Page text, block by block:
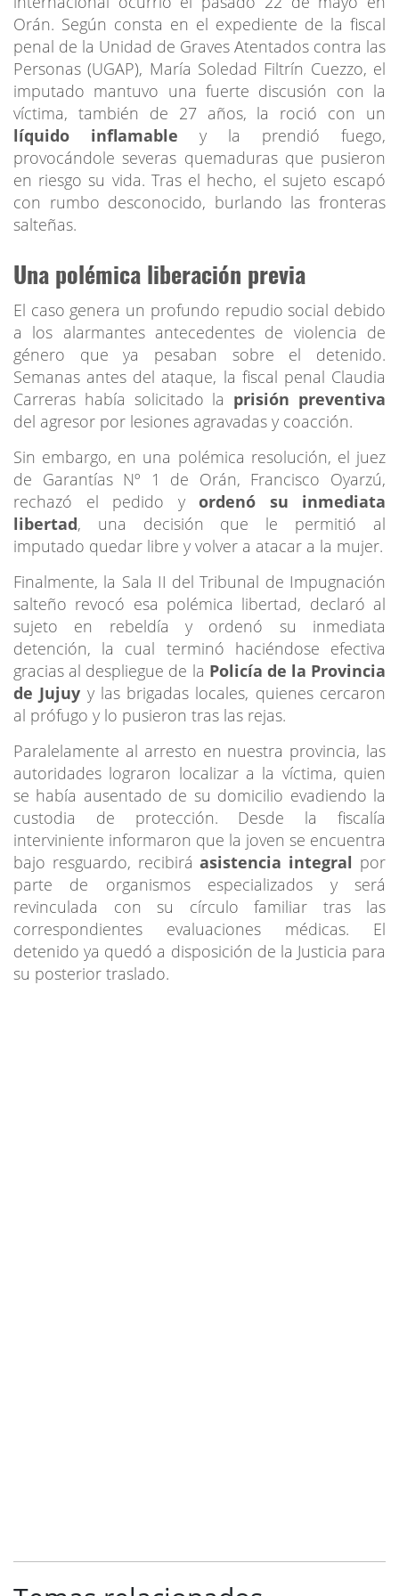
Orán. Según consta en el expediente de la fiscal
penal de la Unidad de Graves Atentados contra las
Personas (UGAP), María Soledad Filtrín Cuezzo, el
imputado mantuvo una fuerte discusión con la
víctima, también de 27 años, la roció con un
líquido inflamable y la prendió fuego,
provocándole severas quemaduras que pusieron
en riesgo su vida. Tras el hecho, el sujeto escapó
con rumbo desconocido, burlando las fronteras
salteñas.
Una polémica liberación previa
El caso genera un profundo repudio social debido
a los alarmantes antecedentes de violencia de
género que ya pesaban sobre el detenido.
Semanas antes del ataque, la fiscal penal Claudia
Carreras había solicitado la prisión preventiva
del agresor por lesiones agravadas y coacción.
Sin embargo, en una polémica resolución, el juez
de Garantías Nº 1 de Orán, Francisco Oyarzú,
rechazó el pedido y ordenó su inmediata
libertad, una decisión que le permitió al
imputado quedar libre y volver a atacar a la mujer.
Finalmente, la Sala II del Tribunal de Impugnación
salteño revocó esa polémica libertad, declaró al
sujeto en rebeldía y ordenó su inmediata
detención, la cual terminó haciéndose efectiva
gracias al despliegue de la Policía de la Provincia
de Jujuy y las brigadas locales, quienes cercaron
al prófugo y lo pusieron tras las rejas.
Paralelamente al arresto en nuestra provincia, las
autoridades lograron localizar a la víctima, quien
se había ausentado de su domicilio evadiendo la
custodia de protección. Desde la fiscalía
interviniente informaron que la joven se encuentra
bajo resguardo, recibiráasistencia integral por
parte de organismos especializados y será
revinculada con su círculo familiar tras las
correspondientes evaluaciones médicas. El
detenido ya quedó a disposición de la Justicia para
su posterior traslado.